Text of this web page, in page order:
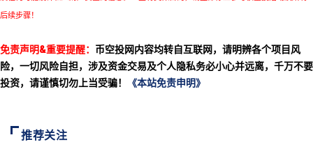
后续步骤！
免责声明&重要提醒： 币空投网内容均转自互联网，请明辨各个项目风
险，一切风险自担，涉及资金交易及个人隐私务必小心并远离，千万不要
投资，请谨慎切勿上当受骗！
《本站免责申明》
推荐关注